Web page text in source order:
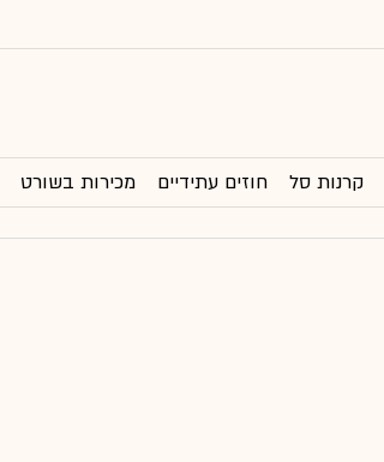
קרנות סל חוזים עתידיים מכירות בשורט